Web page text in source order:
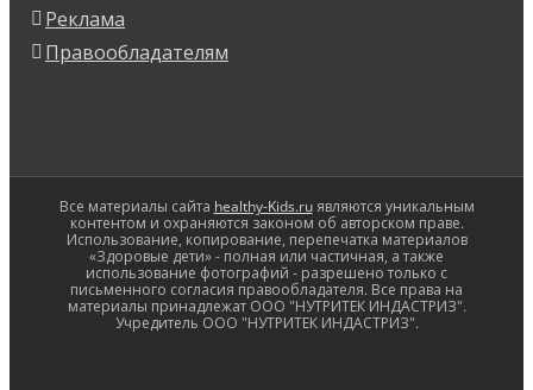
Реклама
Правообладателям
Все материалы сайта healthy-Kids.ruявляются уникальным
контентом и охраняются законом об авторском праве.
Использование, копирование, перепечатка материалов
«Здоровые дети» - полная или частичная, а также
использование фотографий - разрешено только с
письменного согласия правообладателя. Все права на
материалы принадлежат ООО "НУТРИТЕК ИНДАСТРИЗ".
Учредитель ООО "НУТРИТЕК ИНДАСТРИЗ".